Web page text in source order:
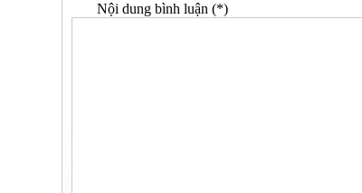
Nội dung bình luận (*)